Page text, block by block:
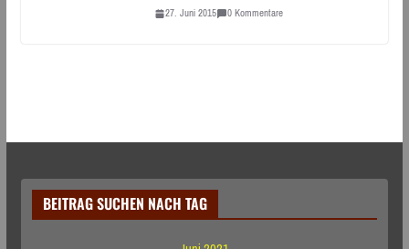
27. Juni 2015 0 Kommentare
BEITRAG SUCHEN NACH TAG